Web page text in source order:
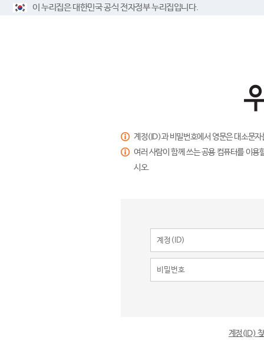
이 누리집은 대한민국 공식 전자정부 누리집입니다.
계정(ID)과 비밀번호에서 영문은 대소문
여러 사람이 함께 쓰는 공용 컴퓨터를 이
시오.
계정(ID)